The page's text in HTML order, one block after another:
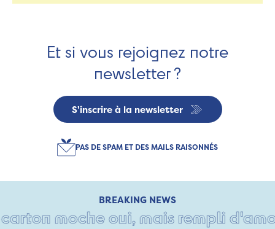
Et si vous rejoignez notre
newsletter ?
S'inscrire à la newsletter
PAS DE SPAM ET DES MAILS RAISONNÉS
BREAKING NEWS
moche oui, mais rempli d'amour